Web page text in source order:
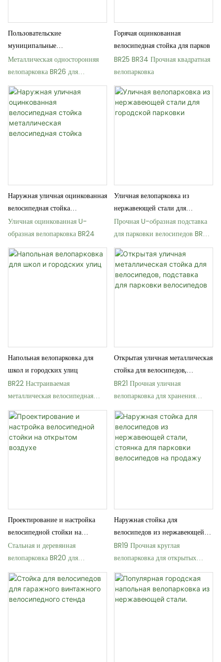
Пользовательские
муниципальные
многопозиционные
металлические велосипедные
Металлическая односторонняя
велопарковка BR26 для
общественных и коммерческих
помещений
Горячая оцинкованная
велосипедная стойка для парков
BR25 BR34 Прочная квадратная
велопарковка
Наружная уличная оцинкованная
велосипедная стойка
металлическая велосипедная
стойка
Уличная оцинкованная U-
образная велопарковка BR24
Уличная велопарковка из
нержавеющей стали для
городской парковки
Прочная U-образная подставка
для парковки велосипедов BR23
для улиц
Напольная велопарковка для
школ и городских улиц
BR22 Настраиваемая
металлическая велосипедная
стойка для сада
Открытая уличная металлическая
стойка для велосипедов,
подставка для парковки
велосипедов
BR21 Прочная уличная
велопарковка для хранения
велосипедов в общественных
местах
Проектирование и настройка
велосипедной стойки на
открытом воздухе
Стальная и деревянная
велопарковка BR20 для
общественных мест
Наружная стойка для
велосипедов из нержавеющей
стали, стоянка для парковки
велосипедов на продажу
BR19 Прочная круглая
велопарковка для открытых
общественных мест